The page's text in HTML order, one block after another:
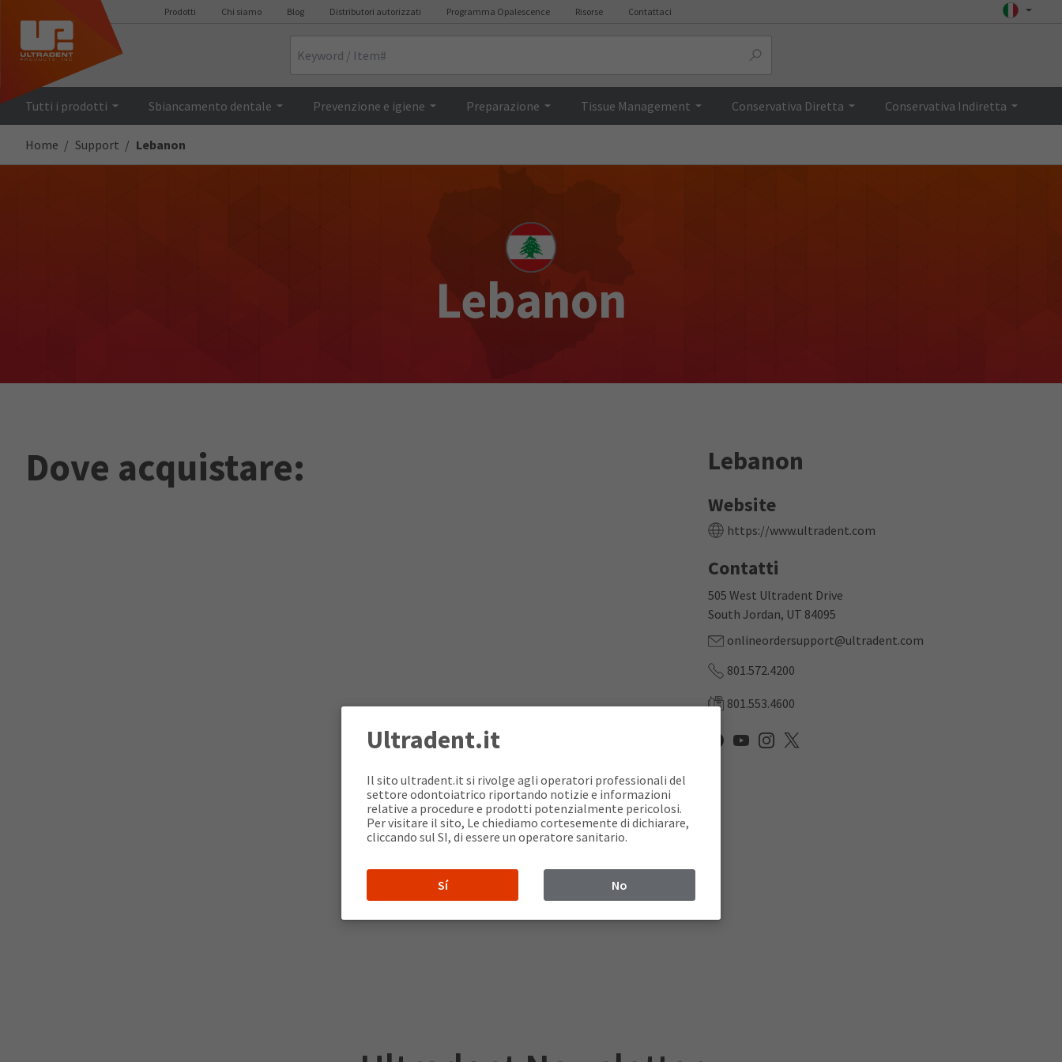
Prodotti Chi siamo Blog Distributori autorizzati Programma Opalescence Risorse Contattaci
Tutti i prodotti Sbiancamento dentale Prevenzione e igiene Preparazione Tissue Management Conservativa Diretta Conservativa Indiretta
Home Support Lebanon
Lebanon
Lebanon
Website
https://www.ultradent.com
Contatti
505 West Ultradent Drive
South Jordan, UT 84095
onlineordersupport@ultradent.com
801.572.4200
801.553.4600
Dove acquistare:
Ultradent.it
Il sito ultradent.it si rivolge agli operatori professionali del
settore odontoiatrico riportando notizie e informazioni
relative a procedure e prodotti potenzialmente pericolosi.
Per visitare il sito, Le chiediamo cortesemente di dichiarare,
cliccando sul SI, di essere un operatore sanitario.
Sí No